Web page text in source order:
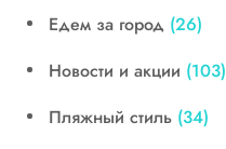
Едем за город (26)
Новости и акции (103)
Пляжный стиль (34)